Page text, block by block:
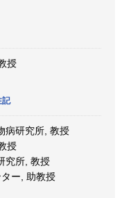
授
記
病研究所, 教授
授
究所, 教授
ー, 助教授